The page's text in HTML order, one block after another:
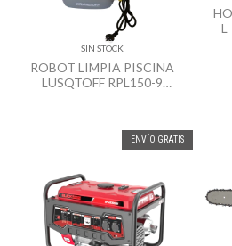
SIN STOCK
ROBOT LIMPIA PISCINA
LUSQTOFF RPL150-9
ENVÍO GRATIS